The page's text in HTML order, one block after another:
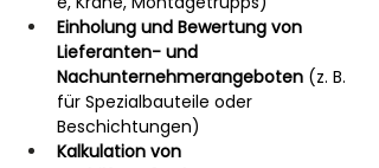
Einholung und Bewertung von
Lieferanten- und
Nachunternehmerangeboten (z. B.
für Spezialbauteile oder
Beschichtungen)
Kalkulation von